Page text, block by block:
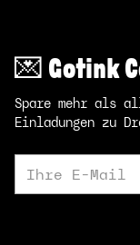
💌 Gotink
Spare mehr als
Einladungen zu
E-